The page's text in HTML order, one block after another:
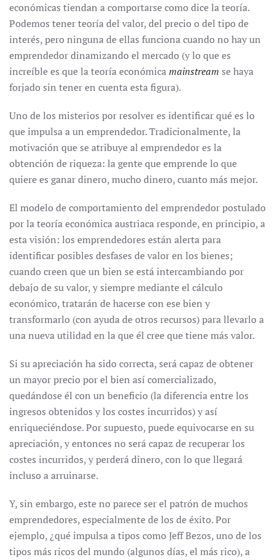
económicas tiendan a comportarse como dice la teoría.
Podemos tener teoría del valor, del precio o del tipo de
interés, pero ninguna de ellas funciona cuando no hay un
emprendedor dinamizando el mercado (y lo que es
increíble es que la teoría económicamainstream se haya
forjado sin tener en cuenta esta figura).
Uno de los misterios por resolver es identificar qué es lo
que impulsa a un emprendedor. Tradicionalmente, la
motivación que se atribuye al emprendedor es la
obtención de riqueza: la gente que emprende lo que
quiere es ganar dinero, mucho dinero, cuanto más mejor.
El modelo de comportamiento del emprendedor postulado
por la teoría económica austriaca responde, en principio, a
esta visión: los emprendedores están alerta para
identificar posibles desfases de valor en los bienes;
cuando creen que un bien se está intercambiando por
debajo de su valor, y siempre mediante el cálculo
económico, tratarán de hacerse con ese bien y
transformarlo (con ayuda de otros recursos) para llevarlo a
una nueva utilidad en la que él cree que tiene más valor.
Si su apreciación ha sido correcta, será capaz de obtener
un mayor precio por el bien así comercializado,
quedándose él con un beneficio (la diferencia entre los
ingresos obtenidos y los costes incurridos) y así
enriqueciéndose. Por supuesto, puede equivocarse en su
apreciación, y entonces no será capaz de recuperar los
costes incurridos, y perderá dinero, con lo que llegará
incluso a arruinarse.
Y, sin embargo, este no parece ser el patrón de muchos
emprendedores, especialmente de los de éxito. Por
ejemplo, ¿qué impulsa a tipos como Jeff Bezos, uno de los
tipos más ricos del mundo (algunos días, el más rico), a